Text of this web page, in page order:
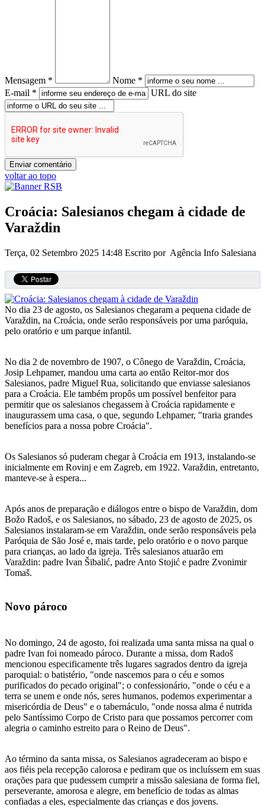
Mensagem *
Nome *
E-mail *
URL do site
voltar ao topo
Croácia: Salesianos chegam à cidade de
Varaždin
Terça, 02 Setembro 2025 14:48 Escrito por Agência Info Salesiana
No dia 23 de agosto, os Salesianos chegaram a pequena cidade de
Varaždin, na Croácia, onde serão responsáveis por uma paróquia,
pelo oratório e um parque infantil.
No dia 2 de novembro de 1907, o Cônego de Varaždin, Croácia,
Josip Lehpamer, mandou uma carta ao então Reitor-mor dos
Salesianos, padre Miguel Rua, solicitando que enviasse salesianos
para a Croácia. Ele também propôs um possível benfeitor para
permitir que os salesianos chegassem à Croácia rapidamente e
inaugurassem uma casa, o que, segundo Lehpamer, "traria grandes
benefícios para a nossa pobre Croácia".
Os Salesianos só puderam chegar à Croácia em 1913, instalando-se
inicialmente em Rovinj e em Zagreb, em 1922. Varaždin, entretanto,
manteve-se à espera...
Após anos de preparação e diálogos entre o bispo de Varaždin, dom
Božo Radoš, e os Salesianos, no sábado, 23 de agosto de 2025, os
Salesianos instalaram-se em Varaždin, onde serão responsáveis pela
Paróquia de São José e, mais tarde, pelo oratório e o novo parque
para crianças, ao lado da igreja. Três salesianos atuarão em
Varaždin: padre Ivan Šibalić, padre Anto Stojić e padre Zvonimir
Tomaš.
Novo pároco
No domingo, 24 de agosto, foi realizada uma santa missa na qual o
padre Ivan foi nomeado pároco. Durante a missa, dom Radoš
mencionou especificamente três lugares sagrados dentro da igreja
paroquial: o batistério, "onde nascemos para o céu e somos
purificados do pecado original"; o confessionário, "onde o céu e a
terra se unem e onde nós, seres humanos, podemos experimentar a
misericórdia de Deus" e o tabernáculo, "onde nossa alma é nutrida
pelo Santíssimo Corpo de Cristo para que possamos percorrer com
alegria o caminho estreito para o Reino de Deus".
Ao término da santa missa, os Salesianos agradeceram ao bispo e
aos fiéis pela recepção calorosa e pediram que os incluíssem em suas
orações para que pudessem cumprir a missão salesiana de forma fiel,
perseverante, amorosa e alegre, em benefício de todas as almas
confiadas a eles, especialmente das crianças e dos jovens.